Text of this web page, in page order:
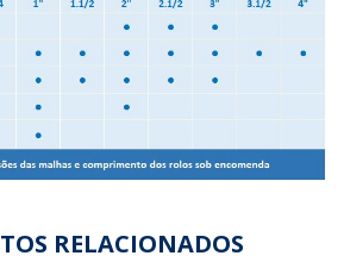
RELACIONADOS